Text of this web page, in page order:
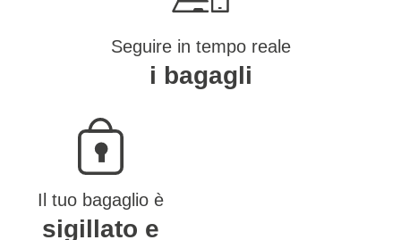
Seguire in tempo reale
i bagagli
Il tuo bagaglio è
sigillato e